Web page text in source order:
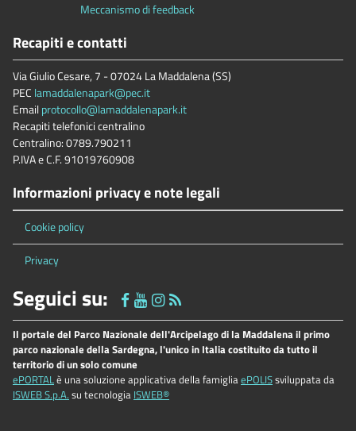
Meccanismo di feedback
Recapiti e contatti
Via Giulio Cesare, 7 - 07024 La Maddalena (SS)
PEC lamaddalenapark@pec.it
Emailprotocollo@lamaddalenapark.it
Recapiti telefonici centralino
Centralino: 0789.790211
P.IVA e C.F. 91019760908
Informazioni privacy e note legali
Cookie policy
Privacy
Seguici su:
Il portale del Parco Nazionale dell'Arcipelago di la Maddalena il primo
parco nazionale della Sardegna, l'unico in Italia costituito da tutto il
territorio di un solo comune
ePORTALè una soluzione applicativa della famigliaePOLISsviluppata da
ISWEB S.p.A. su tecnologia ISWEB®